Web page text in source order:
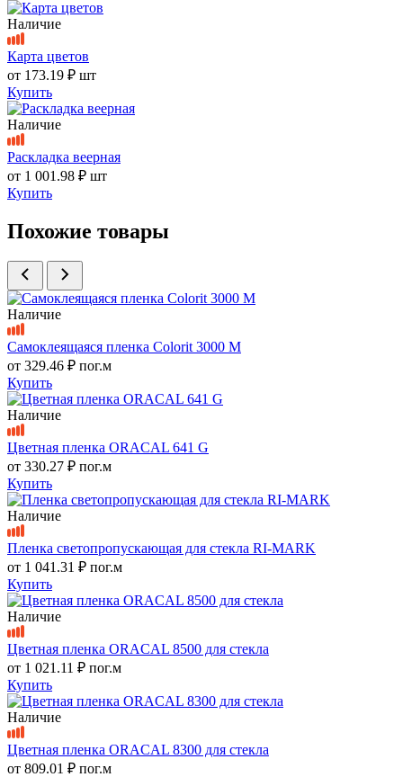
Наличие
Карта цветов
от 173.19 ₽ шт
Купить
Наличие
Раскладка веерная
от 1 001.98 ₽ шт
Купить
Похожие товары
Наличие
Самоклеящаяся пленка Colorit 3000 M
от 329.46 ₽ пог.м
Купить
Наличие
Цветная пленка ORACAL 641 G
от 330.27 ₽ пог.м
Купить
Наличие
Пленка светопропускающая для стекла RI-MARK
от 1 041.31 ₽ пог.м
Купить
Наличие
Цветная пленка ORACAL 8500 для стекла
от 1 021.11 ₽ пог.м
Купить
Наличие
Цветная пленка ORACAL 8300 для стекла
от 809.01 ₽ пог.м